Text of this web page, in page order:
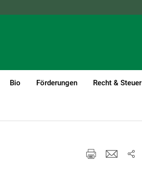
Bio Förderungen Recht & Steuer